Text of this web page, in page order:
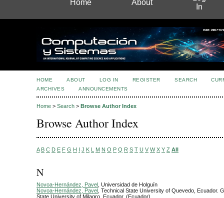
Home About
In
HOME ABOUT LOG IN REGISTER SEARCH
ARCHIVES
ANNOUNCEMENTS
Home > Search > Browse Author Index
Browse Author Index
A B C D E F G H I J K L M N O P Q R S T U V W X Y Z All
N
Novoa-Hernández, Pavel
, Universidad de Holguín
Novoa-Hernández, Pavel
, Technical State University of Quevedo, Ecuador.
State University of Milagro, Ecuador. (Ecuador)